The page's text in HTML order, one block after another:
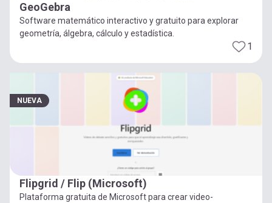
GeoGebra
Software matemático interactivo y gratuito para explorar
geometría, álgebra, cálculo y estadística.
1
Flipgrid / Flip (Microsoft)
NUEVA
Plataforma gratuita de Microsoft para crear video-